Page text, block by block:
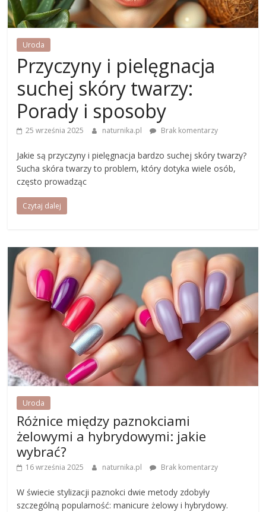
Uroda
Przyczyny i pielęgnacja
suchej skóry twarzy:
Porady i sposoby
25 września 2025 naturnika.pl Brak komentarzy
Jakie są przyczyny i pielęgnacja bardzo suchej skóry twarzy?
Sucha skóra twarzy to problem, który dotyka wiele osób,
często prowadząc
Czytaj dalej
Uroda
Różnice między paznokciami
żelowymi a hybrydowymi: jakie
wybrać?
16 września 2025 naturnika.pl Brak komentarzy
W świecie stylizacji paznokci dwie metody zdobyły
szczególną popularność: manicure żelowy i hybrydowy.